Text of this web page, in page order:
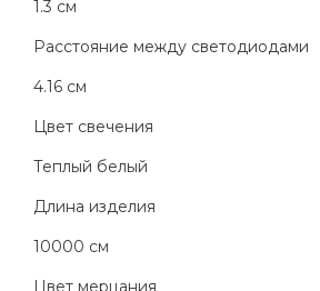
1.3 см
Расстояние между светодиодами
4.16 см
Цвет свечения
Теплый белый
Длина изделия
10000 см
Цвет мерцания